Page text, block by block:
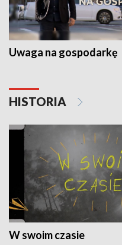
Uwaga na gospodarkę
HISTORIA
W swoim czasie